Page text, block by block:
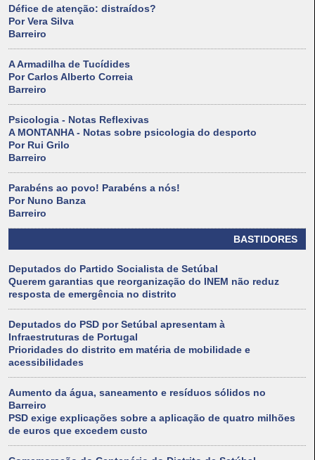
Défice de atenção: distraídos?
Por Vera Silva
Barreiro
A Armadilha de Tucídides
Por Carlos Alberto Correia
Barreiro
Psicologia - Notas Reflexivas
A MONTANHA - Notas sobre psicologia do desporto
Por Rui Grilo
Barreiro
Parabéns ao povo! Parabéns a nós!
Por Nuno Banza
Barreiro
BASTIDORES
Deputados do Partido Socialista de Setúbal
Querem garantias que reorganização do INEM não reduz
resposta de emergência no distrito
Deputados do PSD por Setúbal apresentam à
Infraestruturas de Portugal
Prioridades do distrito em matéria de mobilidade e
acessibilidades
Aumento da água, saneamento e resíduos sólidos no
Barreiro
PSD exige explicações sobre a aplicação de quatro milhões
de euros que excedem custo